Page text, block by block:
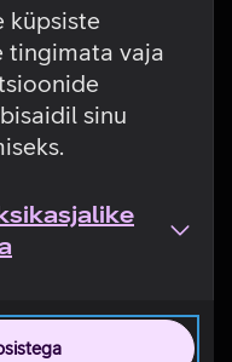
küpsiste
tingimata vaja
sinu